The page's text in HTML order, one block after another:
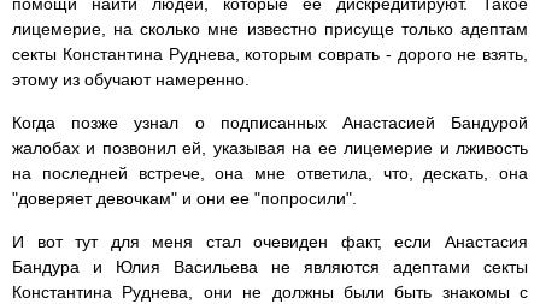
помощи найти людей, которые ее дискредитируют. Такое
лицемерие, на сколько мне известно присуще только адептам
секты Константина Руднева, которым соврать - дорого не взять,
этому из обучают намеренно.
Когда позже узнал о подписанных Анастасией Бандурой
жалобах и позвонил ей, указывая на ее лицемерие и лживость
на последней встрече, она мне ответила, что, дескать, она
"доверяет девочкам" и они ее "попросили".
И вот тут для меня стал очевиден факт, если Анастасия
Бандура и Юлия Васильева не являются адептами секты
Константина Руднева, они не должны были быть знакомы с